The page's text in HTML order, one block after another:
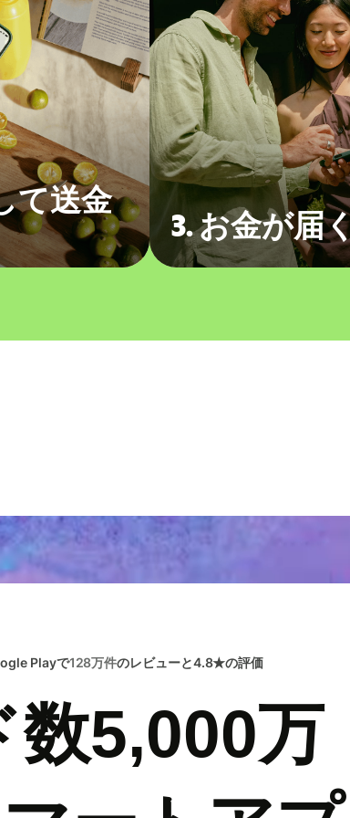
て送金
3. お金が届く
Playで128万件のレビューと4.8★の評価
数5,000万